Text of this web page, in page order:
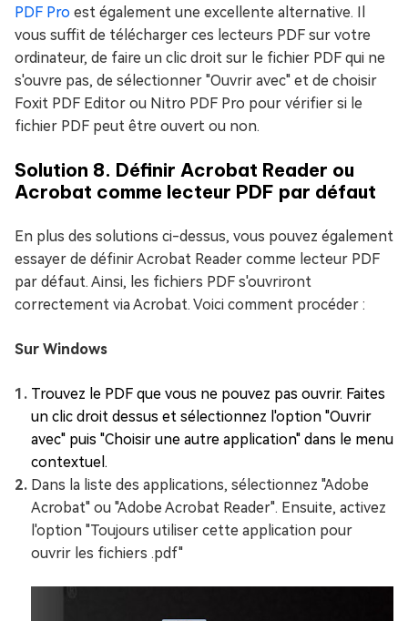
PDF Pro est également une excellente alternative. Il
vous suffit de télécharger ces lecteurs PDF sur votre
ordinateur, de faire un clic droit sur le fichier PDF qui ne
s'ouvre pas, de sélectionner "Ouvrir avec" et de choisir
Foxit PDF Editor ou Nitro PDF Pro pour vérifier si le
fichier PDF peut être ouvert ou non.
Solution 8. Définir Acrobat Reader ou
Acrobat comme lecteur PDF par défaut
En plus des solutions ci-dessus, vous pouvez également
essayer de définir Acrobat Reader comme lecteur PDF
par défaut. Ainsi, les fichiers PDF s'ouvriront
correctement via Acrobat. Voici comment procéder :
Sur Windows
Trouvez le PDF que vous ne pouvez pas ouvrir. Faites
un clic droit dessus et sélectionnez l'option "Ouvrir
avec" puis "Choisir une autre application" dans le menu
contextuel.
Dans la liste des applications, sélectionnez "Adobe
Acrobat" ou "Adobe Acrobat Reader". Ensuite, activez
l'option "Toujours utiliser cette application pour
ouvrir les fichiers .pdf"